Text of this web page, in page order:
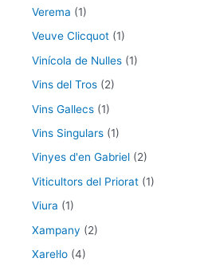
Verema (1)
Veuve Clicquot (1)
Vinícola de Nulles (1)
Vins del Tros (2)
Vins Gallecs (1)
Vins Singulars (1)
Vinyes d'en Gabriel (2)
Viticultors del Priorat (1)
Viura (1)
Xampany (2)
Xarel·lo (4)